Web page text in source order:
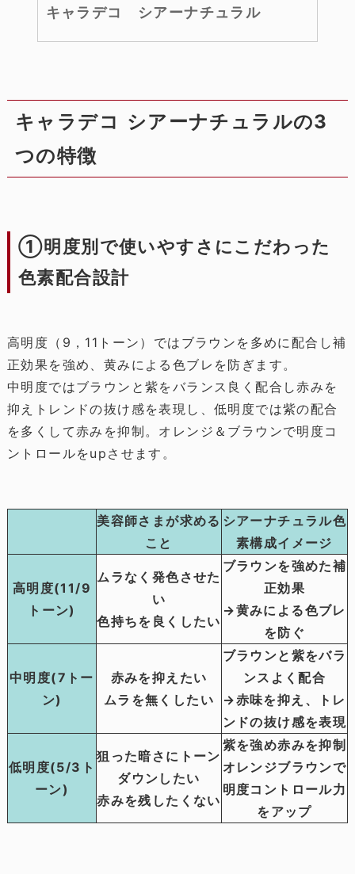
キャラデコ シアーナチュラル
キャラデコ シアーナチュラルの3
つの特徴
①明度別で使いやすさにこだわった
色素配合設計
高明度（9，11トーン）ではブラウンを多めに配合し補
正効果を強め、黄みによる色ブレを防ぎます。
中明度ではブラウンと紫をバランス良く配合し赤みを
抑えトレンドの抜け感を表現し、低明度では紫の配合
を多くして赤みを抑制。オレンジ＆ブラウンで明度コ
ントロールをupさせます。
美容師さまが求める
こと
シアーナチュラル色
素構成イメージ
高明度(11/9
トーン)
ムラなく発色させた
い
色持ちを良くしたい
ブラウンを強めた補
正効果
→黄みによる色ブレ
を防ぐ
中明度(7トー
ン)
赤みを抑えたい
ムラを無くしたい
ブラウンと紫をバラ
ンスよく配合
→赤味を抑え、トレ
ンドの抜け感を表現
低明度(5/3ト
ーン)
狙った暗さにトーン
ダウンしたい
赤みを残したくない
紫を強め赤みを抑制
オレンジブラウンで
明度コントロール力
をアップ